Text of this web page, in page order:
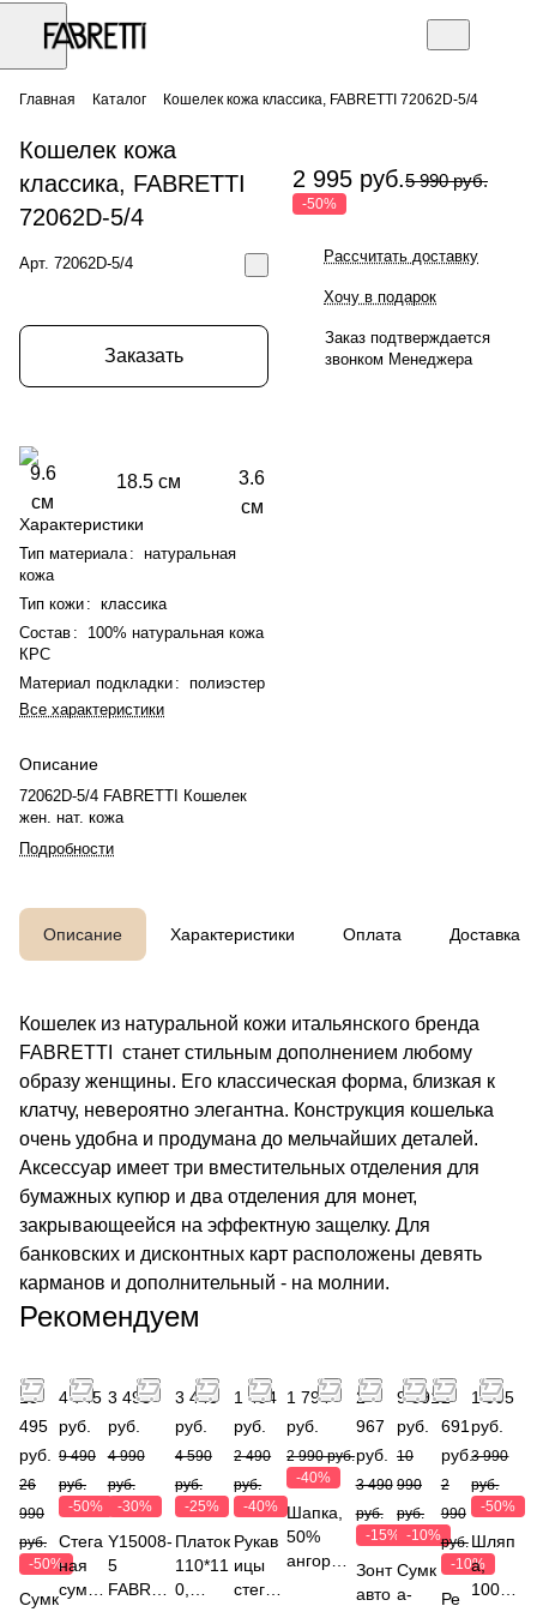
Главная Каталог Кошелек кожа классика, FABRETTI 72062D-5/4
Кошелек кожа
классика, FABRETTI
72062D-5/4
Арт. 72062D-5/4
Заказать
18.5 см
3.6
см
9.6
см
Характеристики
Тип материала : натуральная
кожа
Тип кожи : классика
Состав :
100% натуральная кожа
КРС
Материал подкладки : полиэстер
Все характеристики
Описание
72062D-5/4 FABRETTI Кошелек
жен. нат. кожа
Подробности
2 995 руб.5 990 руб.
-50%
Рассчитать доставку
Хочу в подарок
Заказ подтверждается
звонком Менеджера
Описание Характеристики Оплата Доставка
Кошелек из натуральной кожи итальянского бренда
FABRETTI станет стильным дополнением любому
образу женщины. Его классическая форма, близкая к
клатчу, невероятно элегантна. Конструкция кошелька
очень удобна и продумана до мельчайших деталей.
Аксессуар имеет три вместительных отделения для
бумажных купюр и два отделения для монет,
закрывающеейся на эффектную защелку. Для
банковских и дисконтных карт расположены девять
карманов и дополнительный - на молнии.
Рекомендуем
13
495
руб.
26
990
руб.
-50%
Сумк
4 745
руб.
9 490
руб.
-50%
Стега
ная
сумка
3 493
руб.
4 990
руб.
-30%
Y15008-
5
FABRET
3 443
руб.
4 590
руб.
-25%
Платок
110*11
0,
1 494
руб.
2 490
руб.
-40%
Рукав
ицы
стеган
1 794
руб.
2 990 руб.
-40%
Шапка,
50%
ангора,
2
967
руб.
3 490
руб.
-15%
Зонт
авто
9 891
руб.
10
990
руб.
-10%
Сумк
а-
2
691
руб.
2
990
руб.
-10%
Ре
1 995
руб.
3 990
руб.
-50%
Шляп
а,
100%